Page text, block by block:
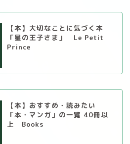
【本】大切なことに気づく本
「星の王子さま」 Le Petit
Prince
【本】おすすめ・読みたい
「本・マンガ」の一覧 40冊以
上 Books